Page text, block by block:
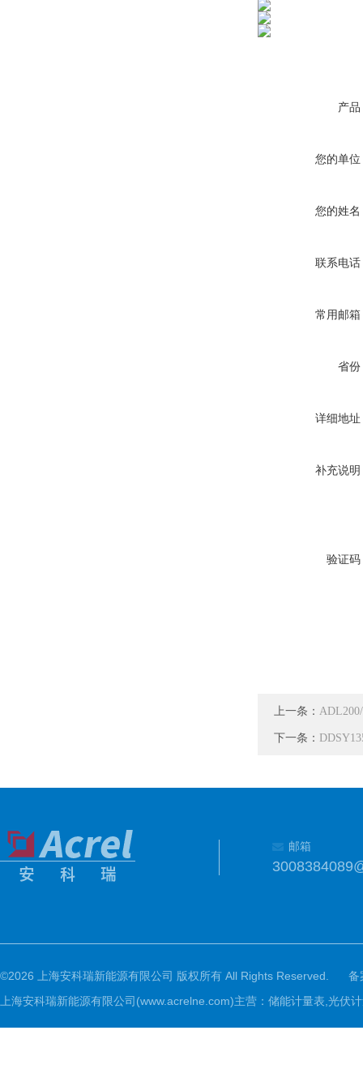
产品
您的单位
您的姓名
联系电话
常用邮箱
省份
详细地址
补充说明
验证码
上一条：
下一条：
邮箱
©2026 上海安科瑞新能源有限公司 版权所有 All Rights Reserved.
备
上海安科瑞新能源有限公司(www.acrelne.com)主营：储能计量表,光伏